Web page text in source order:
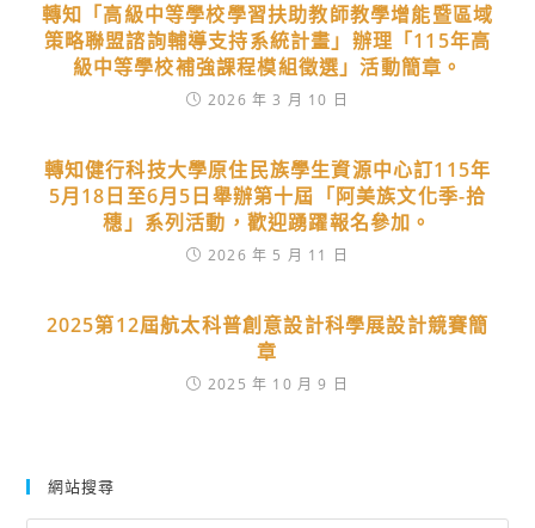
轉知「高級中等學校學習扶助教師教學增能暨區域
策略聯盟諮詢輔導支持系統計畫」辦理「115年高
級中等學校補強課程模組徵選」活動簡章。
2026 年 3 月 10 日
轉知健行科技大學原住民族學生資源中心訂115年
5月18日至6月5日舉辦第十屆「阿美族文化季-拾
穗」系列活動，歡迎踴躍報名參加。
2026 年 5 月 11 日
2025第12屆航太科普創意設計科學展設計競賽簡
章
2025 年 10 月 9 日
網站搜尋